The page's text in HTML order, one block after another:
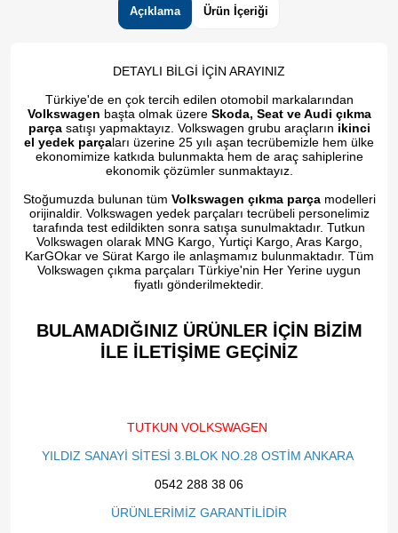
Açıklama Ürün İçeriği
DETAYLI BİLGİ İÇİN ARAYINIZ
Türkiye'de en çok tercih edilen otomobil markalarından
Volkswagen başta olmak üzere Skoda, Seat ve Audi çıkma
parçasatışı yapmaktayız. Volkswagen grubu araçların ikinci
el yedek parçaları üzerine 25 yılı aşan tecrübemizle hem ülke
ekonomimize katkıda bulunmakta hem de araç sahiplerine
ekonomik çözümler sunmaktayız.
Stoğumuzda bulunan tüm Volkswagen çıkma parçamodelleri
orijinaldir. Volkswagen yedek parçaları tecrübeli personelimiz
tarafında test edildikten sonra satışa sunulmaktadır. Tutkun
Volkswagen olarak MNG Kargo, Yurtiçi Kargo, Aras Kargo,
KarGOkar ve Sürat Kargo ile anlaşmamız bulunmaktadır. Tüm
Volkswagen çıkma parçaları Türkiye'nin Her Yerine uygun
fiyatlı gönderilmektedir.
BULAMADIĞINIZ ÜRÜNLER İÇİN BİZİM
İLE İLETİŞİME GEÇİNİZ​
TUTKUN VOLKSWAGEN
YILDIZ SANAYİ SİTESİ 3.BLOK NO.28 OSTİM ANKARA
0542 288 38 06
ÜRÜNLERİMİZ GARANTİLİDİR